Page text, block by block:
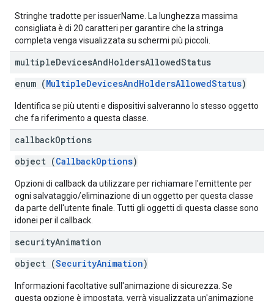
Stringhe tradotte per issuerName. La lunghezza massima
consigliata è di 20 caratteri per garantire che la stringa
completa venga visualizzata su schermi più piccoli.
multipleDevicesAndHoldersAllowedStatus
enum (MultipleDevicesAndHoldersAllowedStatus)
Identifica se più utenti e dispositivi salveranno lo stesso oggetto
che fa riferimento a questa classe.
callbackOptions
object (CallbackOptions)
Opzioni di callback da utilizzare per richiamare l'emittente per
ogni salvataggio/eliminazione di un oggetto per questa classe
da parte dell'utente finale. Tutti gli oggetti di questa classe sono
idonei per il callback.
securityAnimation
object (SecurityAnimation)
Informazioni facoltative sull'animazione di sicurezza. Se
questa opzione è impostata, verrà visualizzata un'animazione